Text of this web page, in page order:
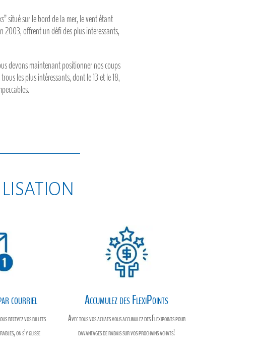
situé sur le bord de la mer, le vent étant
2003, offrent un défi des plus intéressants,
devons maintenant positionner nos coups
les plus intéressants, dont le 13 et le 18,
courriel
recevez vos billets
on s’y glisse
Accumulez des FlexiPoints
Avec tous vos achats vous accumulez des Flexipoints pour
davantages de rabais sur vos prochains achats!